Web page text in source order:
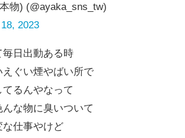
物) (@ayaka_sns_tw)
2023
毎日出動ある時
えぐい煙やばい所で
てるんやなって
んな物に臭いついて
な仕事やけど